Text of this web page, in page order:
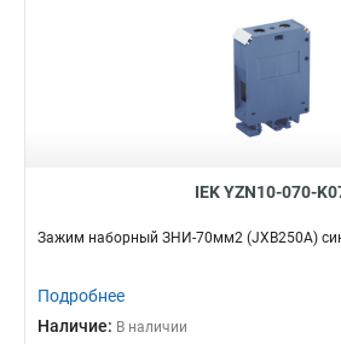
IEK YZN10-070-
Зажим наборный ЗНИ-70мм2 (JXB250А)
Подробнее
Наличие: В наличии